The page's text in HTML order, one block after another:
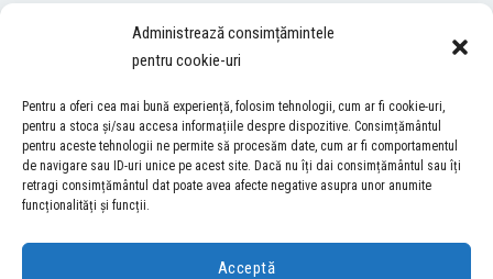
Administrează consimțămintele
pentru cookie-uri
Pentru a oferi cea mai bună experiență, folosim tehnologii, cum ar fi cookie-uri,
pentru a stoca și/sau accesa informațiile despre dispozitive. Consimțământul
pentru aceste tehnologii ne permite să procesăm date, cum ar fi comportamentul
de navigare sau ID-uri unice pe acest site. Dacă nu îți dai consimțământul sau îți
retragi consimțământul dat poate avea afecte negative asupra unor anumite
funcționalități și funcții.
Acceptă
F
a
c
e
b
o
k
Y
u
t
u
b
I
s
t
a
g
a
ACCES NEVĂZĂTORI
Descărcați programul NonVisual Desktop Acces, care oferă
persoanelor cu dizabilități vizuale posibilitatea de a consulta site-ul